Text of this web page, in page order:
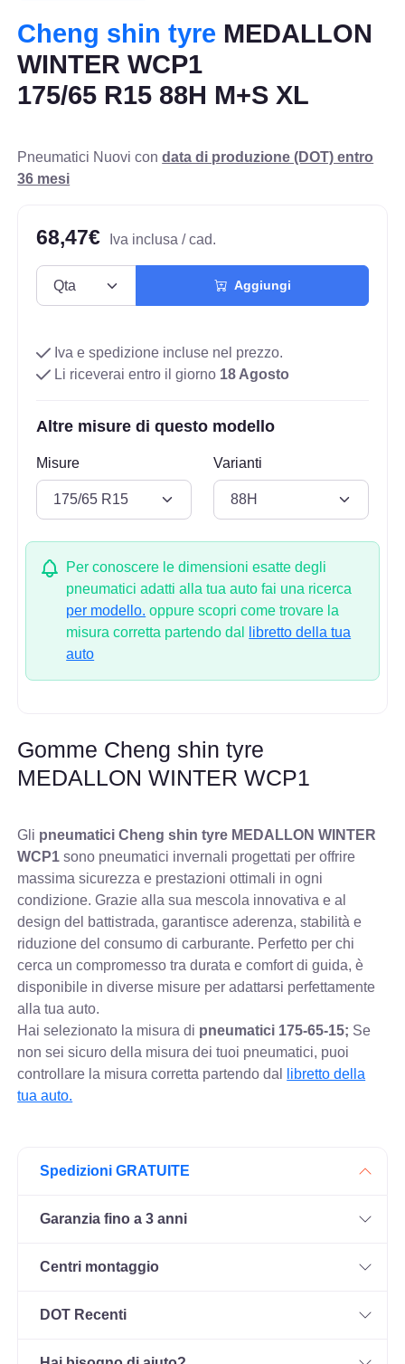
Cheng shin tyre MEDALLON
WINTER WCP1
175/65 R15 88H M+S XL
Pneumatici Nuovi condata di produzione (DOT) entro
36 mesi
68,47€ Iva inclusa / cad.
Aggiungi
Iva e spedizione incluse nel prezzo.
Li riceverai entro il giorno 18 Agosto
Altre misure di questo modello
Misure Varianti
Per conoscere le dimensioni esatte degli
pneumatici adatti alla tua auto fai una ricerca
per modello. oppure scopri come trovare la
misura corretta partendo dal
libretto della tua
auto
Gomme Cheng shin tyre
MEDALLON WINTER WCP1
Gli pneumatici Cheng shin tyre MEDALLON WINTER
WCP1 sono pneumatici invernali progettati per offrire
massima sicurezza e prestazioni ottimali in ogni
condizione. Grazie alla sua mescola innovativa e al
design del battistrada, garantisce aderenza, stabilità e
riduzione del consumo di carburante. Perfetto per chi
cerca un compromesso tra durata e comfort di guida, è
disponibile in diverse misure per adattarsi perfettamente
alla tua auto.
Hai selezionato la misura di pneumatici 175-65-15; Se
non sei sicuro della misura dei tuoi pneumatici, puoi
controllare la misura corretta partendo dal
libretto della
tua auto.
Spedizioni GRATUITE
Garanzia fino a 3 anni
Centri montaggio
DOT Recenti